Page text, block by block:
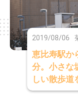
2019/08/06
恵比寿駅か
分。小さな
しい散歩道